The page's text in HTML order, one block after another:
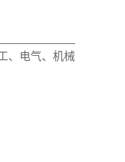
、电气、机械